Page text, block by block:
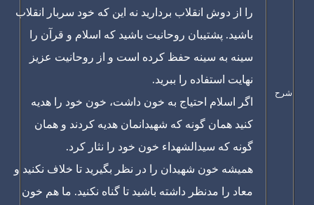
شرح
را از دوش انقلاب بردارید نه این که خود سربار انقلاب
باشید. پشتیبان روحانیت باشید که اسلام و قرآن را
سینه به سینه حفظ کرده است و از روحانیت عزیز
نهایت استفاده را ببرید.
اگر اسلام احتیاج به خون داشت، خون خود را هدیه
کنید همان گونه که شهیدانمان هدیه کردند و همان
گونه که سیدالشهداء خون خود را نثار کرد.
همیشه خون شهیدان را در نظر بگیرید تا خلاف نکنید و
معاد را مدنظر داشته باشید تا گناه نکنید. ما هم خون